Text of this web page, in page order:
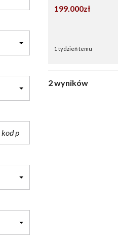
199.000zł
1 tydzień temu
2 wyników